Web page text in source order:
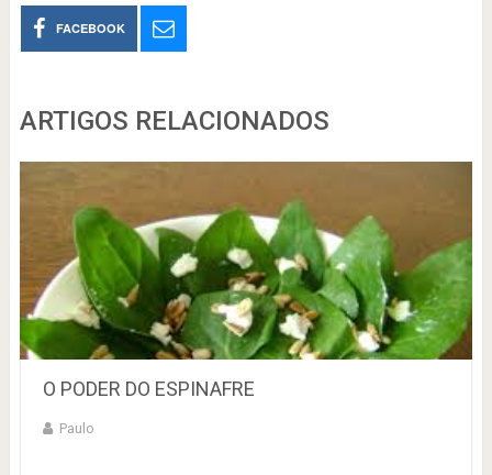
FACEBOOK
ARTIGOS RELACIONADOS
O PODER DO ESPINAFRE
Paulo